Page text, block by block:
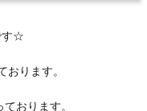
す☆
ります。
おります。